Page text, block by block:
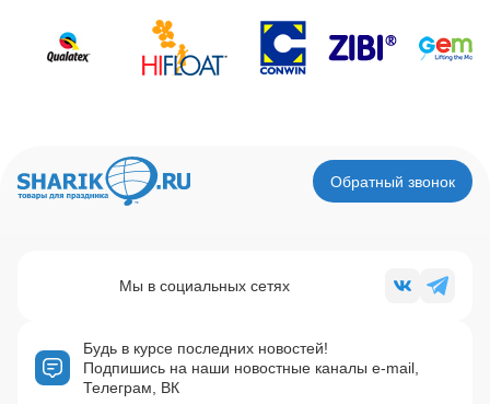
Обратный звонок
Будь в курсе последних новостей!
Подпишись на наши новостные каналы e-mail,
Телеграм, ВК
Мы в социальных сетях